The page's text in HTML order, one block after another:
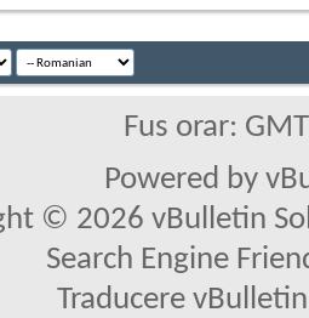
Fus orar:
Powered by
© 2026 vBulletin
Search Engine
Traducere